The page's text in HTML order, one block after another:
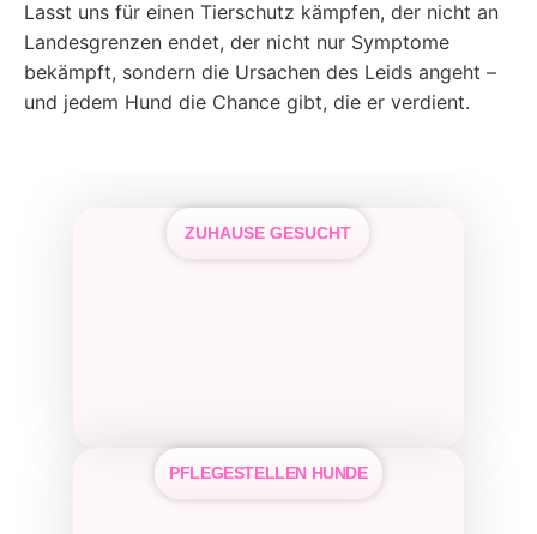
Lasst uns für einen Tierschutz kämpfen, der nicht an
Landesgrenzen endet, der nicht nur Symptome
bekämpft, sondern die Ursachen des Leids angeht –
und jedem Hund die Chance gibt, die er verdient.
ZUHAUSE GESUCHT
PFLEGE­STELLEN HUNDE